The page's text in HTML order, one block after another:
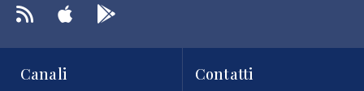
Canali Contatti